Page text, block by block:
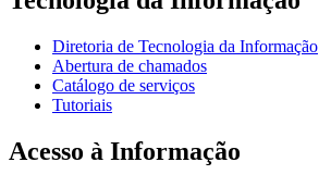
Diretoria de Tecnologia da Informação
Abertura de chamados
Catálogo de serviços
Tutoriais
Acesso à Informação